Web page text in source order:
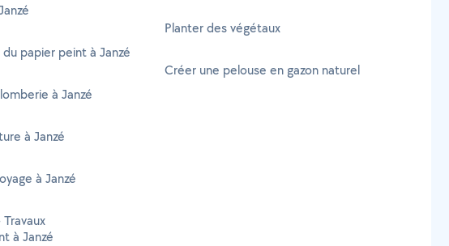
du papier peint à Janzé
à Janzé
à Janzé
à Janzé
à Janzé
Planter des végétaux
Créer une pelouse en gazon naturel